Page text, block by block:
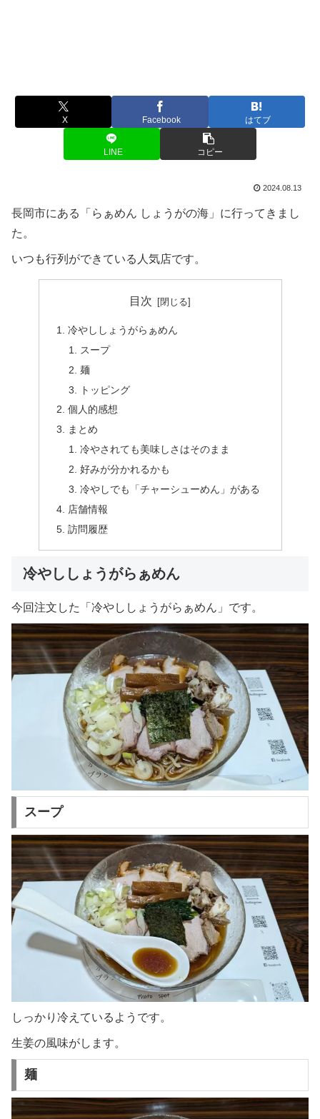
X Facebook はてブ
LINE コピー
2024.08.13
長岡市にある「らぁめん しょうがの海」に行ってきまし
た。
いつも行列ができている人気店です。
目次
冷やししょうがらぁめん
スープ
麺
トッピング
個人的感想
まとめ
冷やされても美味しさはそのまま
好みが分かれるかも
冷やしでも「チャーシューめん」がある
店舗情報
訪問履歴
冷やししょうがらぁめん
今回注文した「冷やししょうがらぁめん」です。
スープ
しっかり冷えているようです。
生姜の風味がします。
麺